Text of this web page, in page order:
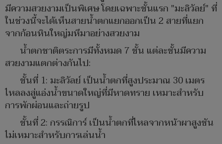
มีความสวยงามเป็นพิเศษ โดยเฉพาะชั้นแรก "มะลิวัลย์" ที่
ในช่วงนี้จะได้เห็นสายน้ำตกแยกออกเป็น 2 สายที่แยก
จากก้อนหินใหญ่มหึมาอย่างสวยงาม
น้ำตกชาติตระการมีทั้งหมด 7 ชั้น แต่ละชั้นมีความ
สวยงามแตกต่างกันไป:
ชั้นที่ 1: มะลิวัลย์ เป็นน้ำตกที่สูงประมาณ 30 เมตร
ไหลลงสู่แอ่งน้ำขนาดใหญ่ที่มีหาดทราย เหมาะสำหรับ
การพักผ่อนและถ่ายรูป
ชั้นที่ 2: กรรณิการ์ เป็นน้ำตกที่ไหลจากหน้าผาสูงชัน
ไม่เหมาะสำหรับการเล่นน้ำ